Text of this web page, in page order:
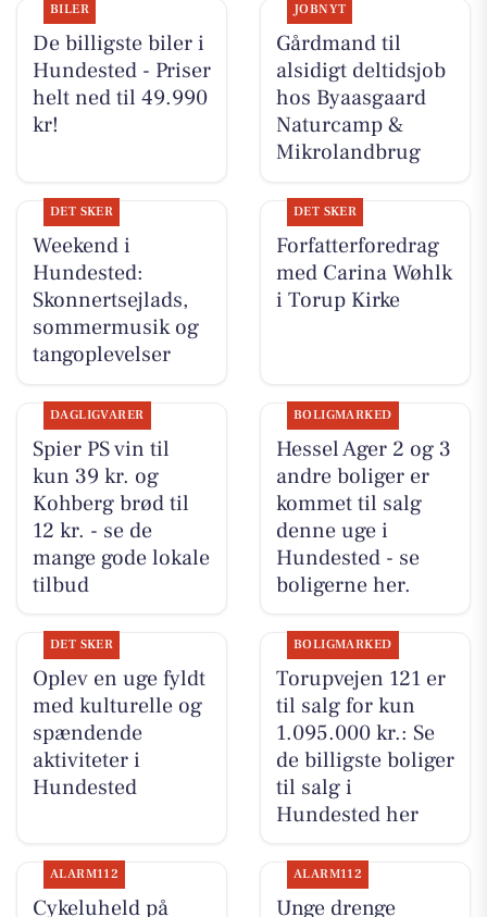
BILER
De billigste biler i
Hundested - Priser
helt ned til 49.990
kr!
JOBNYT
Gårdmand til
alsidigt deltidsjob
hos Byaasgaard
Naturcamp &
Mikrolandbrug
DET SKER
Weekend i
Hundested:
Skonnertsejlads,
sommermusik og
tangoplevelser
DET SKER
Forfatterforedrag
med Carina Wøhlk
i Torup Kirke
DAGLIGVARER
Spier PS vin til
kun 39 kr. og
Kohberg brød til
12 kr. - se de
mange gode lokale
tilbud
BOLIGMARKED
Hessel Ager 2 og 3
andre boliger er
kommet til salg
denne uge i
Hundested - se
boligerne her.
DET SKER
Oplev en uge fyldt
med kulturelle og
spændende
aktiviteter i
Hundested
BOLIGMARKED
Torupvejen 121 er
til salg for kun
1.095.000 kr.: Se
de billigste boliger
til salg i
Hundested her
ALARM112
Cykeluheld på
ALARM112
Unge drenge